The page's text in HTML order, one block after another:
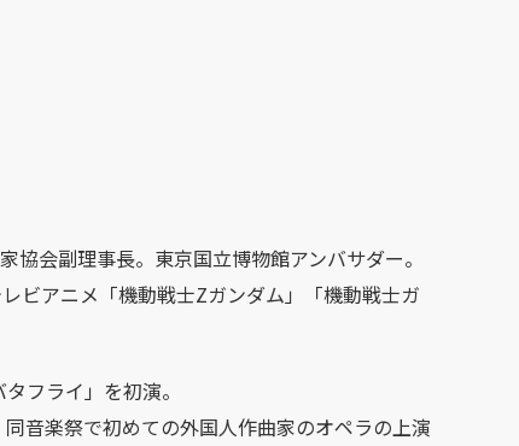
会副理事長。東京国立博物館アンバサダー。
ビアニメ「機動戦士Zガンダム」「機動戦士ガ
フライ」を初演。
音楽祭で初めての外国人作曲家のオペラの上演